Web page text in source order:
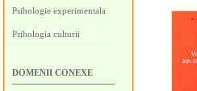
Psihologie experimentala
Psihologia culturii
DOMENII CONEXE